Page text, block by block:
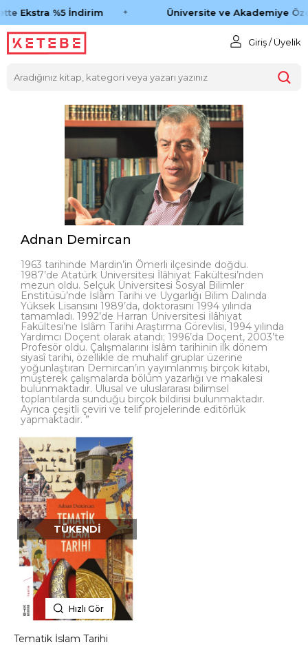
Ekstra %5 İndirim Üniversite ve Akademiye
Giriş / Üyelik
Adnan Demircan
1963 tarihinde Mardin’in Ömerli ilçesinde doğdu.
1987’de Atatürk Üniversitesi İlâhiyat Fakültesi’nden
mezun oldu. Selçuk Üniversitesi Sosyal Bilimler
Enstitüsü’nde İslâm Tarihi ve Uygarlığı Bilim Dalında
Yüksek Lisansını 1989’da, doktorasını 1994 yılında
tamamladı. 1992’de Harran Üniversitesi İlâhiyat
Fakültesi’ne İslâm Tarihi Araştırma Görevlisi, 1994 yılında
Yardımcı Doçent olarak atandı; 1996’da Doçent, 2003’te
Profesör oldu. Çalışmalarını İslâm tarihinin ilk dönem
siyasî tarihi, özellikle de muhalif gruplar üzerine
yoğunlaştıran Demircan’ın yayımlanmış birçok kitabı,
müşterek çalışmalarda bölüm yazarlığı ve makalesi
bulunmaktadır. Ulusal ve uluslararası bilimsel
toplantılarda sunduğu birçok bildirisi bulunmaktadır.
Ayrıca çeşitli çeviri ve telif projelerinde editörlük
yapmaktadır. ”
Hızlı Gör
TÜKENDI
Tematik İslam Tarihi